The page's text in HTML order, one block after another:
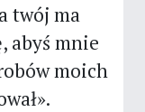
twój ma
abyś mnie
moich